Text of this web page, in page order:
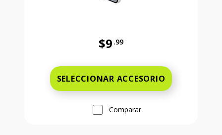
$9 .99
SELECCIONAR ACCESORIO
Comparar